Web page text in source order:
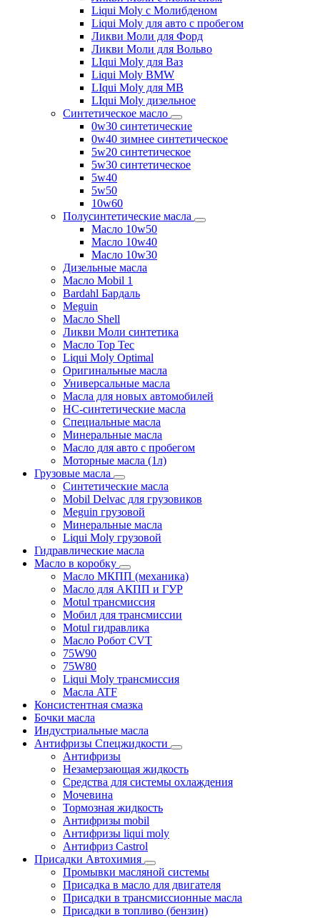
Liqui Moly с Молибденом
Liqui Moly для авто с пробегом
Ликви Моли для Форд
Ликви Моли для Вольво
LIqui Moly для Ваз
Liqui Moly BMW
LIqui Moly для MB
LIqui Moly дизельное
Синтетическое масло
0w30 синтетические
0w40 зимнее синтетическое
5w20 синтетическое
5w30 синтетическое
5w40
5w50
10w60
Полусинтетические масла
Масло 10w50
Масло 10w40
Масло 10w30
Дизельные масла
Масло Mobil 1
Bardahl Бардаль
Meguin
Масло Shell
Ликви Моли синтетика
Масло Top Tec
Liqui Moly Optimal
Оригинальные масла
Универсальные масла
Масла для новых автомобилей
HC-синтетические масла
Специальные масла
Минеральные масла
Масло для авто с пробегом
Моторные масла (1л)
Грузовые масла
Синтетические масла
Mobil Delvac для грузовиков
Meguin грузовой
Минеральные масла
Liqui Moly грузовой
Гидравлические масла
Масло в коробку
Масло МКПП (механика)
Масло для АКПП и ГУР
Motul трансмиссия
Мобил для трансмиссии
Motul гидравлика
Масло Робот CVT
75W90
75W80
Liqui Moly трансмиссия
Масла ATF
Консистентная смазка
Бочки масла
Индустриальные масла
Антифризы Спецжидкости
Антифризы
Незамерзающая жидкость
Средства для системы охлаждения
Мочевина
Тормозная жидкость
Антифризы mobil
Антифризы liqui moly
Антифриз Castrol
Присадки Автохимия
Промывки масляной системы
Присадка в масло для двигателя
Присадки в трансмиссионные масла
Присадки в топливо (бензин)